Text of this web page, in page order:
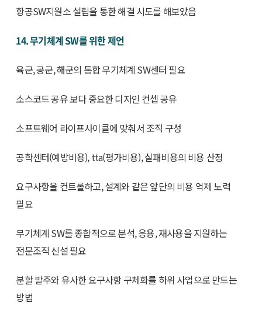
항공SW지원소 설립을 통한 해결 시도를 해보았음
14. 무기체계 SW를 위한 제언
육군, 공군, 해군의 통합 무기체계 SW센터 필요
소스코드 공유 보다 중요한 디자인 컨셉 공유
소프트웨어 라이프사이클에 맞춰서 조직 구성
공학센터(예방비용), tta(평가비용), 실패비용의 비용 산정
요구사항을 컨트롤하고, 설계와 같은 앞단의 비용 억제 노력
필요
무기체계 SW를 종합적으로 분석, 응용, 재사용을 지원하는
전문조직 신설 필요
분할 발주와 유사한 요구사항 구체화를 하위 사업으로 만드는
방법